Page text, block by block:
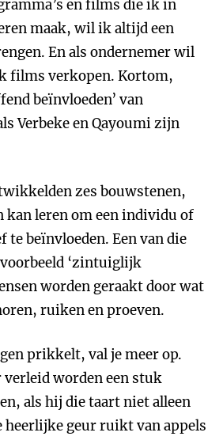
en films die ik in
maak, wil ik altijd een
En als ondernemer wil
films verkopen. Kortom,
beïnvloeden’ van
Verbeke en Qayoumi zijn
zes bouwstenen,
kan leren om een individu of
te beïnvloeden. Een van die
‘zintuiglijk
worden geraakt door wat
ruiken en proeven.
prikkelt, val je meer op.
verleid worden een stuk
als hij die taart niet alleen
heerlijke geur ruikt van appels